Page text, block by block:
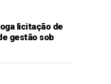
licitação de
gestão sob